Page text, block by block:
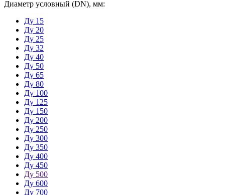
Диаметр условный (DN), мм:
Ду 15
Ду 20
Ду 25
Ду 32
Ду 40
Ду 50
Ду 65
Ду 80
Ду 100
Ду 125
Ду 150
Ду 200
Ду 250
Ду 300
Ду 350
Ду 400
Ду 450
Ду 500
Ду 600
Ду 700